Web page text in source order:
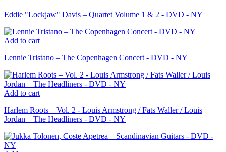
Eddie "Lockjaw" Davis – Quartet Volume 1 & 2 - DVD - NY
Add to cart
Lennie Tristano – The Copenhagen Concert - DVD - NY
Add to cart
Harlem Roots – Vol. 2 - Louis Armstrong / Fats Waller / Louis
Jordan – The Headliners - DVD - NY